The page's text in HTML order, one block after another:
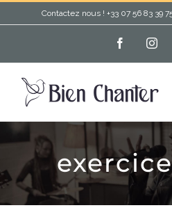
contenu
Contactez nous ! +33 07 56 83 39
Facebook